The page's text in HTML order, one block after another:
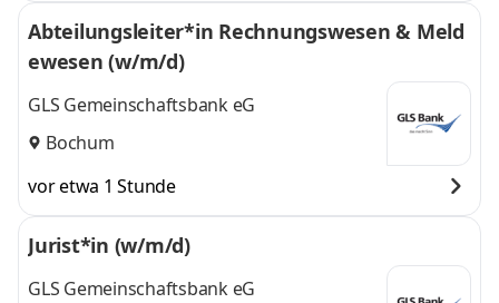
Abteilungsleiter*in Rechnungswesen & Meld
ewesen (w/m/d)
GLS Gemeinschaftsbank eG
Bochum
vor etwa 1 Stunde
Jurist*in (w/m/d)
GLS Gemeinschaftsbank eG